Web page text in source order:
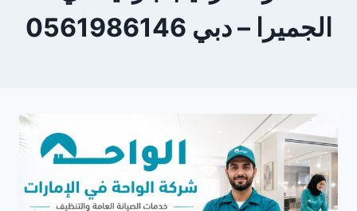
الجميرا – دبي 0561986146